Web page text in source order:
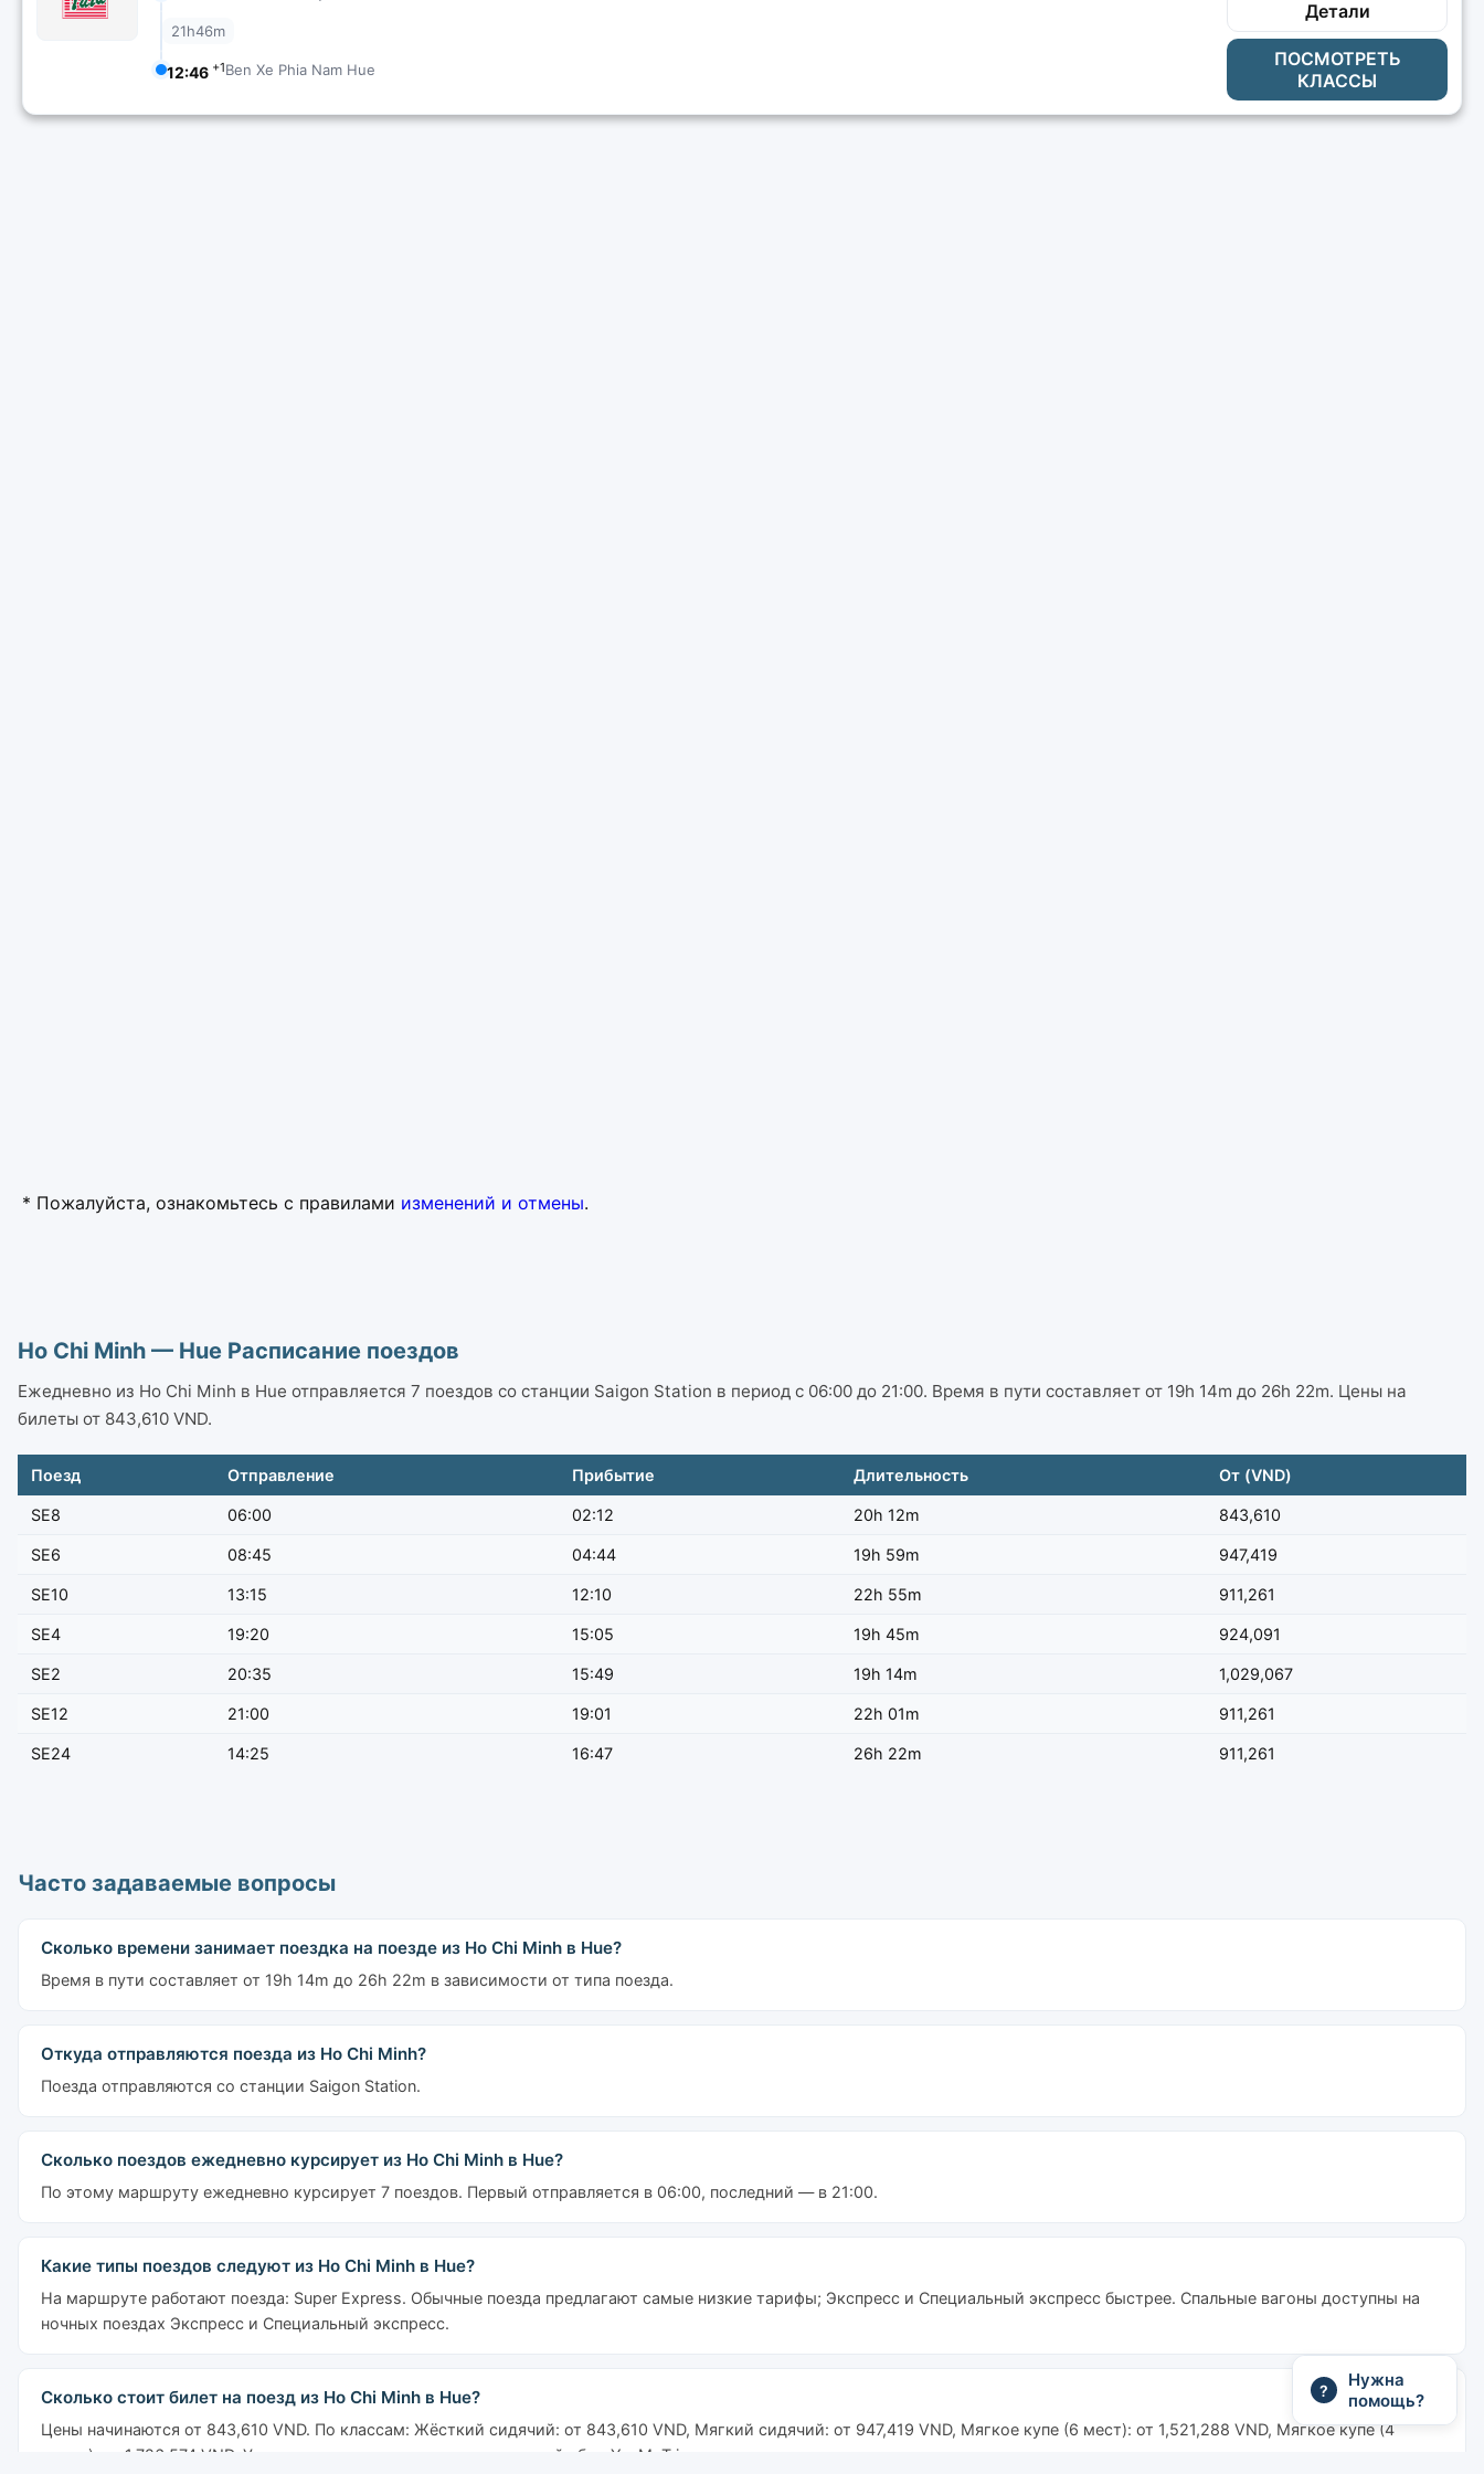
?
Нужна
помощь?
21h46m
12:46 +1Ben Xe Phia Nam Hue
Детали
ПОСМОТРЕТЬ
КЛАССЫ
* Пожалуйста, ознакомьтесь с правилами изменений и отмены.
Ho Chi Minh — Hue Расписание поездов
Ежедневно из Ho Chi Minh в Hue отправляется 7 поездов со станции Saigon Station в период с 06:00 до 21:00. Время в пути составляет от 19h 14m до 26h 22m. Цены на
билеты от 843,610 VND.
Поезд Отправление Прибытие Длительность От (VND)
SE8 06:00 02:12 20h 12m 843,610
SE6 08:45 04:44 19h 59m 947,419
SE10 13:15 12:10 22h 55m 911,261
SE4 19:20 15:05 19h 45m 924,091
SE2 20:35 15:49 19h 14m 1,029,067
SE12 21:00 19:01 22h 01m 911,261
SE24 14:25 16:47 26h 22m 911,261
Часто задаваемые вопросы
Сколько времени занимает поездка на поезде из Ho Chi Minh в Hue?
Время в пути составляет от 19h 14m до 26h 22m в зависимости от типа поезда.
Откуда отправляются поезда из Ho Chi Minh?
Поезда отправляются со станции Saigon Station.
Сколько поездов ежедневно курсирует из Ho Chi Minh в Hue?
По этому маршруту ежедневно курсирует 7 поездов. Первый отправляется в 06:00, последний — в 21:00.
Какие типы поездов следуют из Ho Chi Minh в Hue?
На маршруте работают поезда: Super Express. Обычные поезда предлагают самые низкие тарифы; Экспресс и Специальный экспресс быстрее. Спальные вагоны доступны на
ночных поездах Экспресс и Специальный экспресс.
Сколько стоит билет на поезд из Ho Chi Minh в Hue?
Цены начинаются от 843,610 VND. По классам: Жёсткий сидячий: от 843,610 VND, Мягкий сидячий: от 947,419 VND, Мягкое купе (6 мест): от 1,521,288 VND, Мягкое купе (4
места): от 1,726,574 VND. Указанные цены не включают сервисный сбор YesMyTrips.